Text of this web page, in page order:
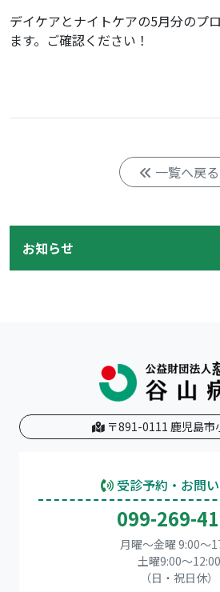
デイケアとナイトケアの5月分のプ
ます。ご確認ください！
一覧へ戻る
お知らせ
〒891-0111 鹿児島市
受診予約・お問
099-269-
月曜～金曜 9:00～
土曜9:00〜12:00
（日・祝日休）